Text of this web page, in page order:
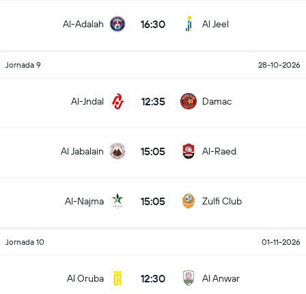
Al-Adalah 16:30 Al Jeel
Jornada 9 28-10-2026
Al-Jndal 12:35 Damac
Al Jabalain 15:05 Al-Raed
Al-Najma 15:05 Zulfi Club
Jornada 10 01-11-2026
Al Oruba 12:30 Al Anwar